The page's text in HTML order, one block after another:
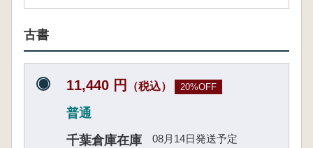
古書
11,440 円 （税込） 20%OFF
普通
千葉倉庫在庫
08月14日発送予定